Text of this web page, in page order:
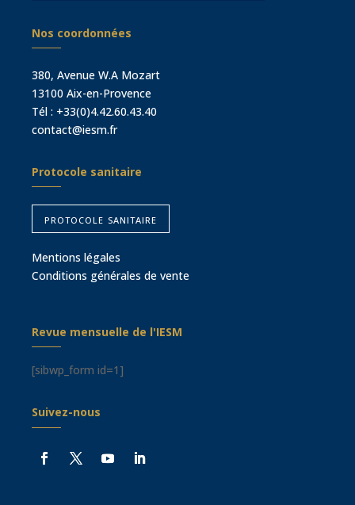
Nos coordonnées
380, Avenue W.A Mozart
13100 Aix-en-Provence
Tél : +33(0)4.42.60.43.40
contact@iesm.fr
Protocole sanitaire
protocole sanitaire
Mentions légales
Conditions générales de vente
Revue mensuelle de l'IESM
[sibwp_form id=1]
Suivez-nous